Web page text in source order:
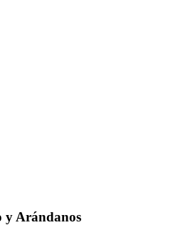
y Arándanos